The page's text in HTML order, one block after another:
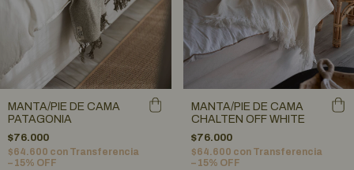
MANTA/PIE DE CAMA
PATAGONIA
$76.000
$64.600 con Transferencia
– 15% OFF
MANTA/PIE DE CAMA
CHALTEN OFF WHITE
$76.000
$64.600 con Transferencia
– 15% OFF